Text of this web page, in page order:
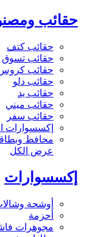
حقائب
حقائب كتف
حقائب تسوق
حقائب
حقائب دلو
حقائب يد
حقائب ميني
حقائب سفر
إكسسوارات
محافظ
عرض الكل
إكسسوارات
أوشحة
أحزمة
مجوهرات